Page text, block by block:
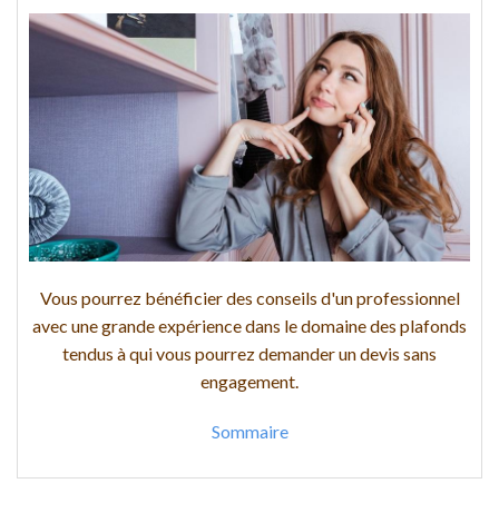
Vous pourrez bénéficier des conseils d'un professionnel
avec une grande expérience dans le domaine des plafonds
tendus à qui vous pourrez demander un devis sans
engagement.
Sommaire